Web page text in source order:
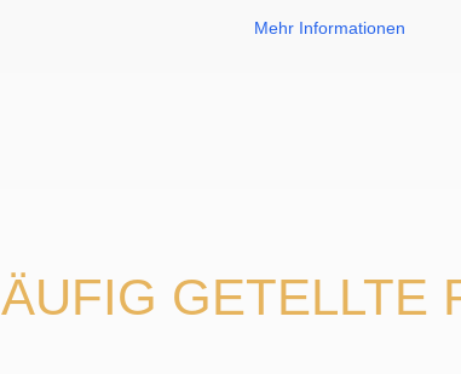
Mehr Informationen
GETELLTE